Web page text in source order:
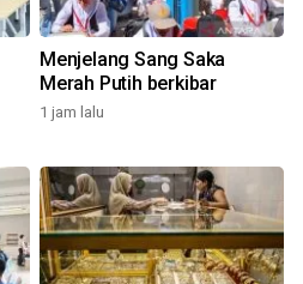
Menjelang Sang Saka
Merah Putih berkibar
1 jam lalu